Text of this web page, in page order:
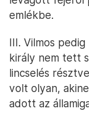
emlékbe.
III. Vilmos
király nem tett
lincselés
volt olyan,
adott az